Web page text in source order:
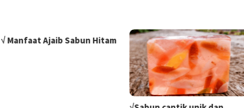
√ Manfaat Ajaib Sabun Hitam